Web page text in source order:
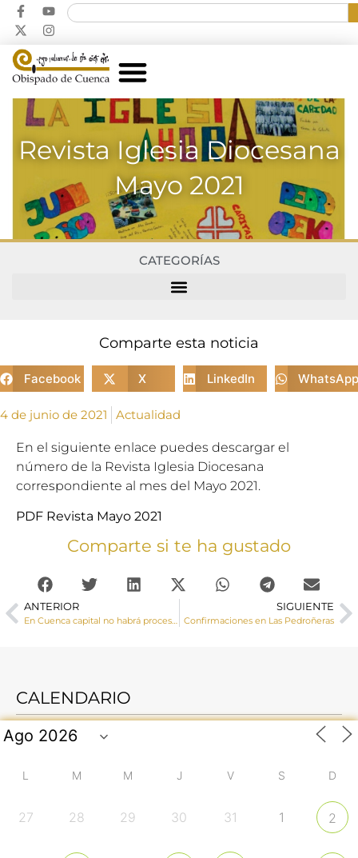
Revista Iglesia Diocesana
Mayo 2021
CATEGORÍAS
Comparte esta noticia
Facebook X LinkedIn WhatsApp
4 de junio de 2021 Actualidad
En el siguiente enlace puedes descargar el
número de la Revista Iglesia Diocesana
correspondiente al mes del Mayo 2021.
PDF Revista Mayo 2021
Comparte si te ha gustado
ANTERIOR
En Cuenca capital no habrá procesión del Corpus este año
SIGUIENTE
Confirmaciones en Las Pedroñeras
CALENDARIO
L M M J V S D
27 28 29 30 31 1 2